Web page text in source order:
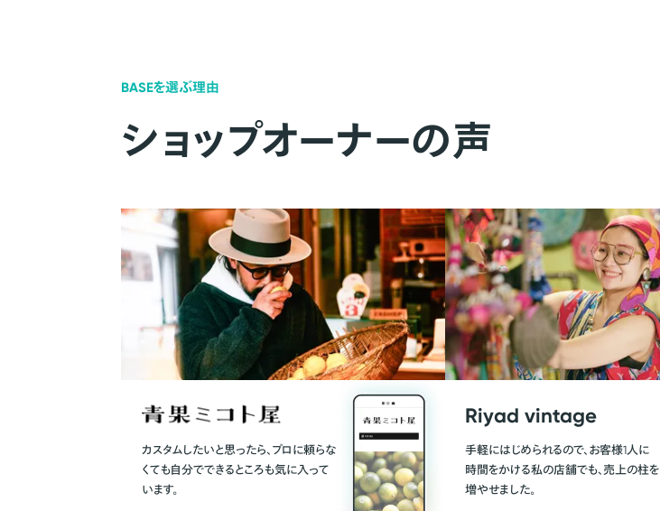
BASEを選ぶ理由
ショップオーナーの声
カスタムしたいと思ったら、プロに頼らな
くても自分でできるところも気に入って
います。
Riyad vintage
手軽にはじめられるので、お客様1人に
時間をかける私の店舗でも、売上の柱を
増やせました。